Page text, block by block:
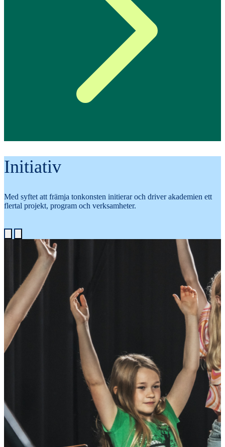
Initiativ
Med syftet att främja tonkonsten initierar och driver akademien ett
flertal projekt, program och verksamheter.